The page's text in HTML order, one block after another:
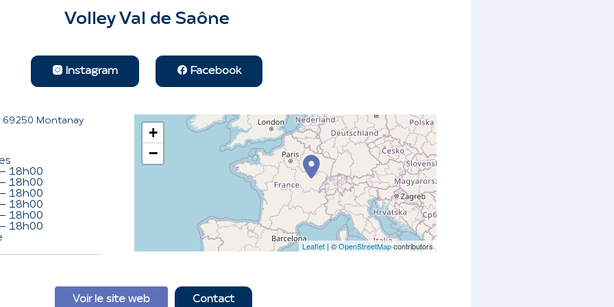
Volley Val de Saône
Instagram Facebook
69250 Montanay
18h00
18h00
18h00
18h00
18h00
18h00
+
−
Leaflet | ©OpenStreetMapcontributors
Voir le site web Contact